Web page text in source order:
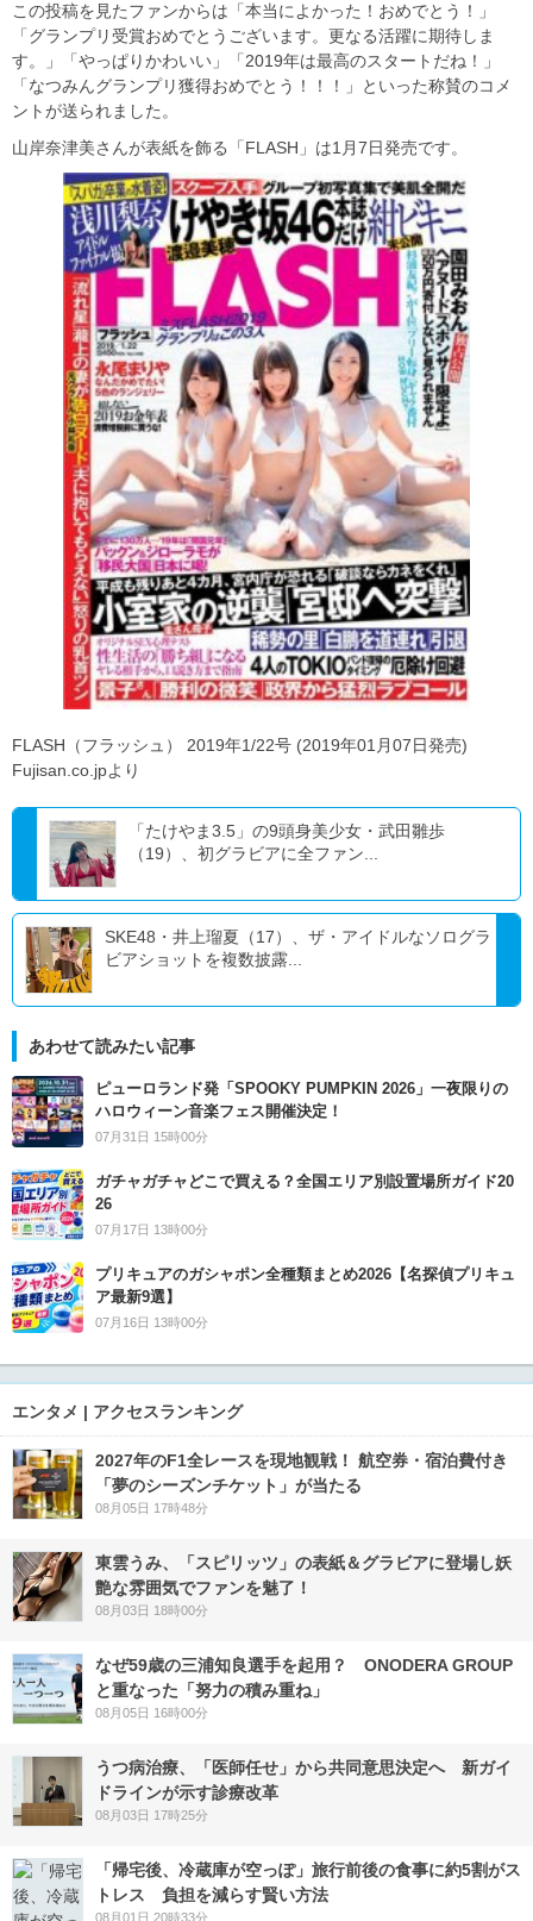
この投稿を見たファンからは「本当によかった！おめでとう！」
「グランプリ受賞おめでとうございます。更なる活躍に期待しま
す。」「やっぱりかわいい」「2019年は最高のスタートだね！」
「なつみんグランプリ獲得おめでとう！！！」といった称賛のコメ
ントが送られました。
山岸奈津美さんが表紙を飾る「FLASH」は1月7日発売です。
FLASH（フラッシュ） 2019年1/22号 (2019年01月07日発売)
Fujisan.co.jpより
「たけやま3.5」の9頭身美少女・武田雛歩
（19）、初グラビアに全ファン...
SKE48・井上瑠夏（17）、ザ・アイドルなソログラ
ビアショットを複数披露...
あわせて読みたい記事
ピューロランド発「SPOOKY PUMPKIN 2026」一夜限りの
ハロウィーン音楽フェス開催決定！
07月31日 15時00分
ガチャガチャどこで買える？全国エリア別設置場所ガイド20
26
07月17日 13時00分
プリキュアのガシャポン全種類まとめ2026【名探偵プリキュ
ア最新9選】
07月16日 13時00分
エンタメ | アクセスランキング
2027年のF1全レースを現地観戦！ 航空券・宿泊費付き
「夢のシーズンチケット」が当たる
08月05日 17時48分
東雲うみ、「スピリッツ」の表紙＆グラビアに登場し妖
艶な雰囲気でファンを魅了！
08月03日 18時00分
なぜ59歳の三浦知良選手を起用？ ONODERA GROUP
と重なった「努力の積み重ね」
08月05日 16時00分
うつ病治療、「医師任せ」から共同意思決定へ 新ガイ
ドラインが示す診療改革
08月03日 17時25分
「帰宅後、冷蔵庫が空っぽ」旅行前後の食事に約5割がス
トレス 負担を減らす賢い方法
08月01日 20時33分